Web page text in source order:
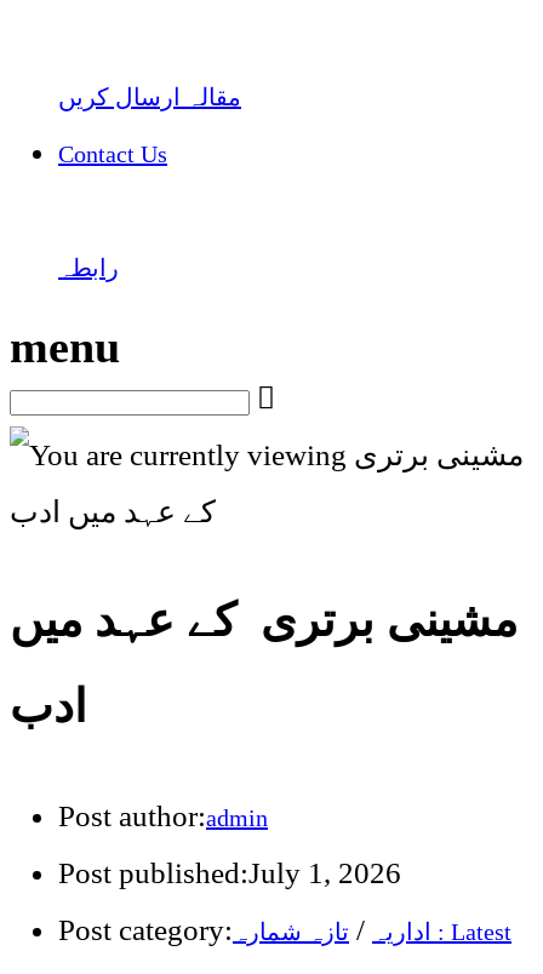
مقالہ ارسال کریں
Contact Us
رابطہ
menu
مشینی برتری کے عہد میں
ادب
Post author:admin
Post published:July 1, 2026
Post category:
اداریہ / تازہ شمارہ : Latest